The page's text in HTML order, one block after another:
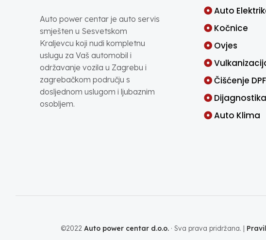
Auto power centar je auto servis
smješten u Sesvetskom
Kraljevcu koji nudi kompletnu
uslugu za Vaš automobil i
održavanje vozila u Zagrebu i
zagrebačkom području s
dosljednom uslugom i ljubaznim
osobljem.
Auto
Kočnice
Ovjes
Čišćenje
Dijagnostika
Auto Klima
©2022 Auto power centar d.o.o.· Sva prava pridržana. |